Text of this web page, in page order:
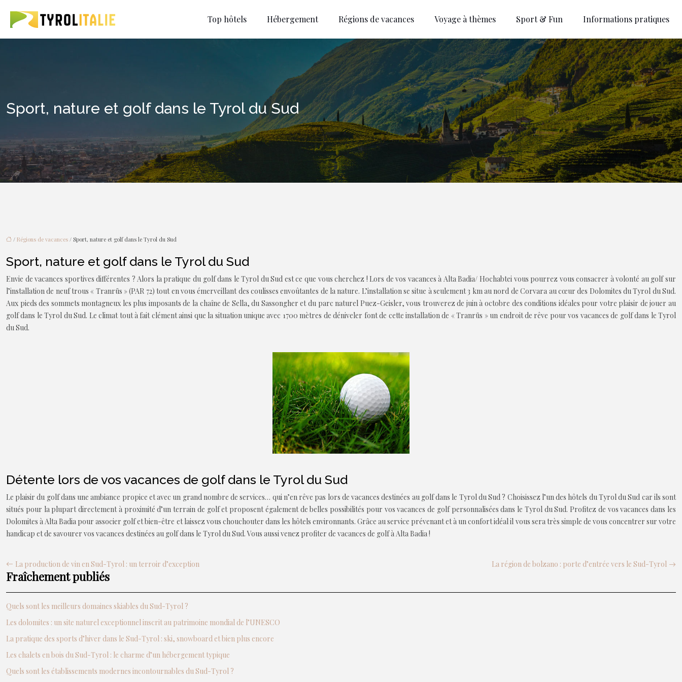
Top hôtels Hébergement Régions de vacances Voyage à thèmes Sport & Fun Informations pratiques
Sport, nature et golf dans le Tyrol du Sud
/ Régions de vacances / Sport, nature et golf dans le Tyrol du Sud
Sport, nature et golf dans le Tyrol du Sud
Envie de vacances sportives différentes ? Alors la pratique du golf dans le Tyrol du Sud est ce que vous cherchez ! Lors de vos vacances à Alta Badia/ Hochabtei vous pourrez vous consacrer à volonté au golf sur
l’installation de neuf trous « Tranrüs » (PAR 72) tout en vous émerveillant des coulisses envoûtantes de la nature. L’installation se situe à seulement 3 km au nord de Corvara au cœur des Dolomites du Tyrol du Sud.
Aux pieds des sommets montagneux les plus imposants de la chaîne de Sella, du Sassongher et du parc naturel Puez-Geisler, vous trouverez de juin à octobre des conditions idéales pour votre plaisir de jouer au
golf dans le Tyrol du Sud. Le climat tout à fait clément ainsi que la situation unique avec 1700 mètres de déniveler font de cette installation de « Tranrüs » un endroit de rêve pour vos vacances de golf dans le Tyrol
du Sud.
Détente lors de vos vacances de golf dans le Tyrol du Sud
Le plaisir du golf dans une ambiance propice et avec un grand nombre de services… qui n’en rêve pas lors de vacances destinées au golf dans le Tyrol du Sud ? Choisissez l’un des hôtels du Tyrol du Sud car ils sont
situés pour la plupart directement à proximité d’un terrain de golf et proposent également de belles possibilités pour vos vacances de golf personnalisées dans le Tyrol du Sud. Profitez de vos vacances dans les
Dolomites à Alta Badia pour associer golf et bien-être et laissez vous chouchouter dans les hôtels environnants. Grâce au service prévenant et à un confort idéal il vous sera très simple de vous concentrer sur votre
handicap et de savourer vos vacances destinées au golf dans le Tyrol du Sud. Vous aussi venez profiter de vacances de golf à Alta Badia !
La production de vin en Sud-Tyrol : un terroir d’exception La région de bolzano : porte d’entrée vers le Sud-Tyrol
Fraîchement publiés
Quels sont les meilleurs domaines skiables du Sud-Tyrol ?
Les dolomites : un site naturel exceptionnel inscrit au patrimoine mondial de l’UNESCO
La pratique des sports d’hiver dans le Sud-Tyrol : ski, snowboard et bien plus encore
Les chalets en bois du Sud-Tyrol : le charme d’un hébergement typique
Quels sont les établissements modernes incontournables du Sud-Tyrol ?